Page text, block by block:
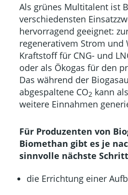
Als grünes Multitalent ist
verschiedensten
hervorragend geeignet:
regenerativem Strom und
Kraftstoff für CNG- und
oder als Ökogas für den
Das während der
abgespaltene CO2 kann
weitere Einnahmen
Für Produzenten von
Biomethan gibt es je
sinnvolle nächste
die Errichtung einer